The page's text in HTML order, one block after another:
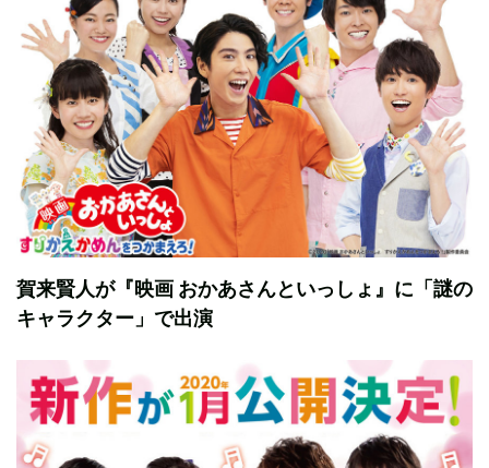
賀来賢人が『映画 おかあさんといっしょ』に「謎の
キャラクター」で出演